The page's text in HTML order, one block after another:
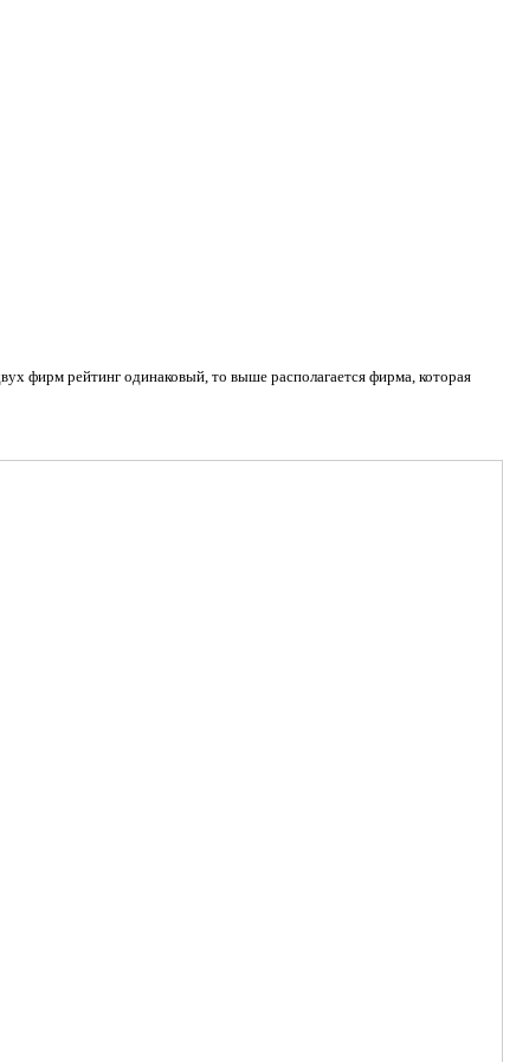
фирм рейтинг одинаковый, то выше располагается фирма, которая